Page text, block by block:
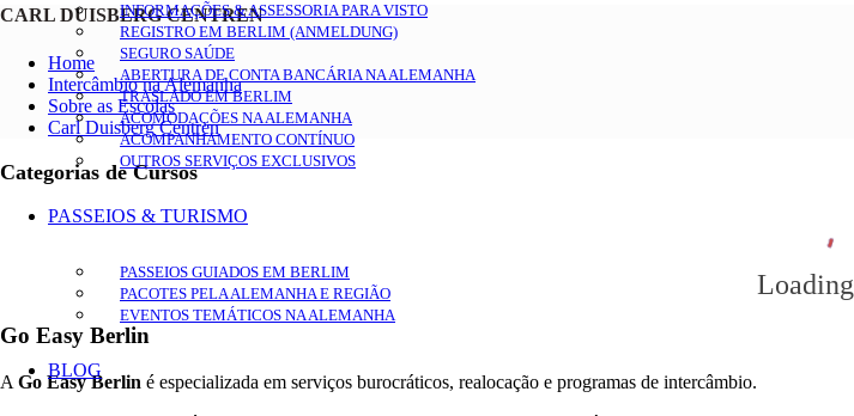
INFORMAÇÕES & ASSESSORIA PARA VISTO
REGISTRO EM BERLIM (ANMELDUNG)
SEGURO SAÚDE
ABERTURA DE CONTA BANCÁRIA NA ALEMANHA
TRASLADO EM BERLIM
ACOMODAÇÕES NA ALEMANHA
ACOMPANHAMENTO CONTÍNUO
OUTROS SERVIÇOS EXCLUSIVOS
PASSEIOS & TURISMO
PASSEIOS GUIADOS EM BERLIM
PACOTES PELA ALEMANHA E REGIÃO
EVENTOS TEMÁTICOS NA ALEMANHA
BLOG
CARL DUISBERG CENTREN
Home
Intercâmbio na Alemanha
Sobre as Escolas
Carl Duisberg Centren
Categorias de Cursos
Loading
Go Easy Berlin
A Go Easy Berlin é especializada em serviços burocráticos, realocação e programas de intercâmbio.